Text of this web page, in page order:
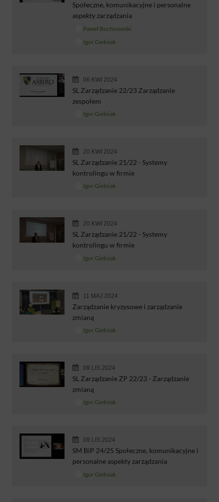
Społeczne, komunikacyjne i personalne
aspekty zarządzania
Paweł Bochnowski
Igor Gielniak
06 KWI 2024
SL Zarządzanie 22/23 Zarządzanie
zespołem
Igor Gielniak
20 KWI 2024
SL Zarządzanie 21/22 - Systemy
kontrolingu w firmie
Igor Gielniak
20 KWI 2024
SL Zarządzanie 21/22 - Systemy
kontrolingu w firmie
Igor Gielniak
11 MAJ 2024
Zarządzanie kryzysowe i zarządzanie
zmianą
Igor Gielniak
09 LIS 2024
SL Zarządzanie ZP 22/23 - Zarządzanie
zmianą
Igor Gielniak
09 LIS 2024
SM BiP 24/25 Społeczne, komunikacyjne i
personalne aspekty zarządzania
Igor Gielniak